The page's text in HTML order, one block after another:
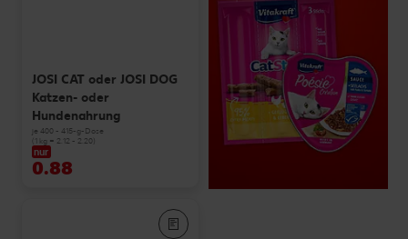
JOSI CAT oder JOSI DOG
Katzen- oder
Hundenahrung
je 400 - 415-g-Dose
(1 kg = 2.12 - 2.20)
nur
0.88